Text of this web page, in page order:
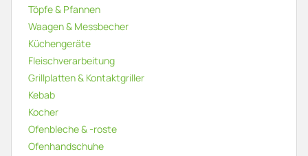
Töpfe & Pfannen
Waagen & Messbecher
Küchengeräte
Fleischverarbeitung
Grillplatten & Kontaktgriller
Kebab
Kocher
Ofenbleche & -roste
Ofenhandschuhe